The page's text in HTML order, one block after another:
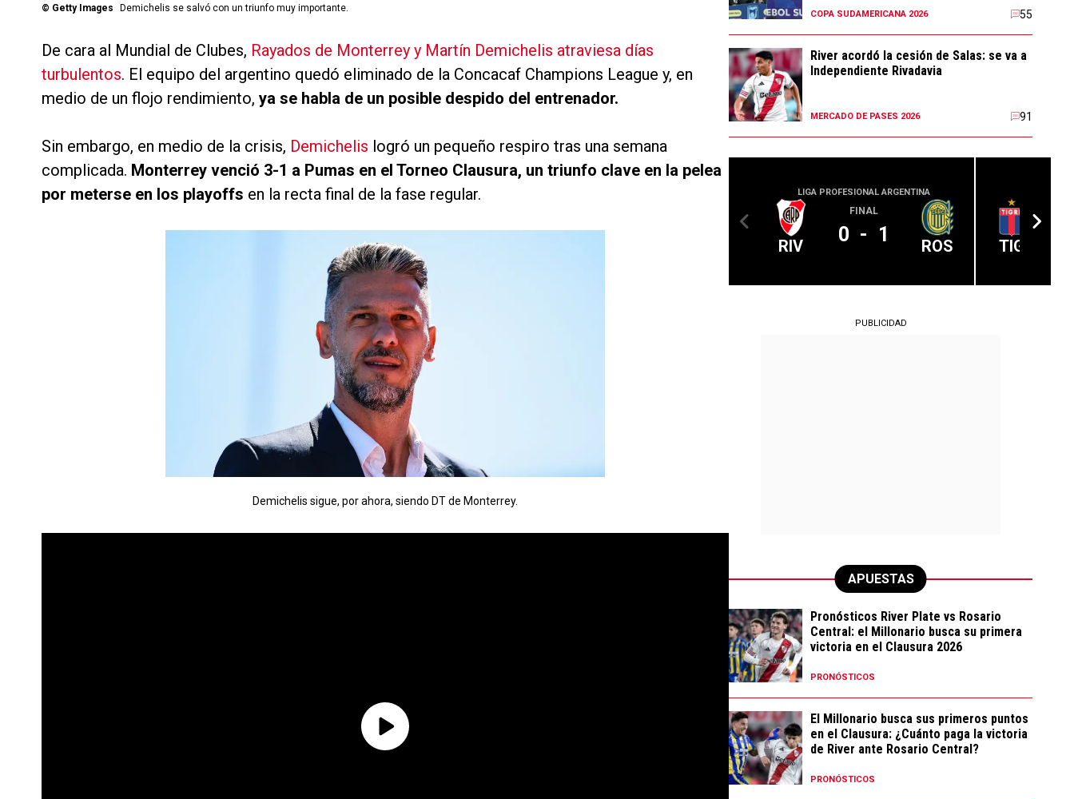
© Getty Images Demichelis se salvó con un triunfo muy importante.
De cara al Mundial de Clubes, Rayados de Monterrey y Martín Demichelis atraviesa días
turbulentos. El equipo del argentino quedó eliminado de la Concacaf Champions League y, en
medio de un flojo rendimiento, ya se habla de un posible despido del entrenador.
Sin embargo, en medio de la crisis, Demichelis logró un pequeño respiro tras una semana
complicada. Monterrey venció 3-1 a Pumas en el Torneo Clausura, un triunfo clave en la pelea
por meterse en los playoffs en la recta final de la fase regular.
Demichelis sigue, por ahora, siendo DT de Monterrey.
COPA SUDAMERICANA 2026 55
River acordó la cesión de Salas: se va a
Independiente Rivadavia
MERCADO DE PASES 2026 91
LIGA PROFESIONAL ARGENTINA
RIV
FINAL
0 - 1 ROS TIG
PUBLICIDAD
APUESTAS
Pronósticos River Plate vs Rosario
Central: el Millonario busca su primera
victoria en el Clausura 2026
PRONÓSTICOS
El Millonario busca sus primeros puntos
en el Clausura: ¿Cuánto paga la victoria
de River ante Rosario Central?
PRONÓSTICOS